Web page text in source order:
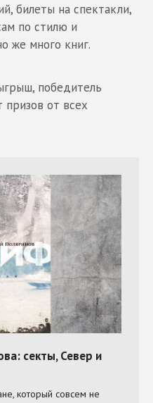
билеты на спектакли,
по стилю и
же много книг.
победитель
призов от всех